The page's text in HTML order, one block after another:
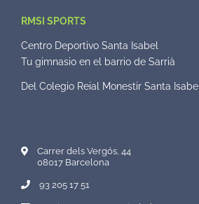
RMSI SPORTS
Centro Deportivo Santa Isabel
Tu gimnasio en el barrio de Sarrià
Del Colegio Reial Monestir Santa Isabel
Carrer dels Vergós, 44
08017 Barcelona
93 205 17 51